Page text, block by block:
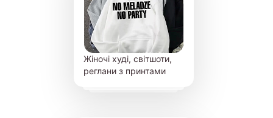
Жіночі худі, світшоти,
реглани з принтами